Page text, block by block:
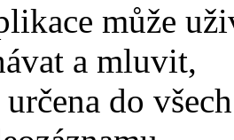
může
a mluvit,
do